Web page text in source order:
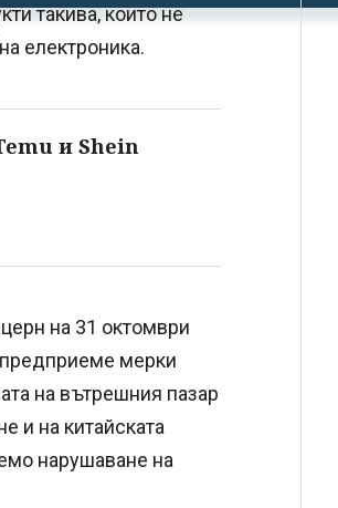
такива, които не
електроника.
и Shein
на 31 октомври
мерки
на вътрешния пазар
и на китайската
нарушаване на